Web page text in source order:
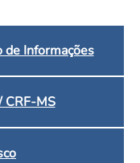
de Informações
CRF-MS